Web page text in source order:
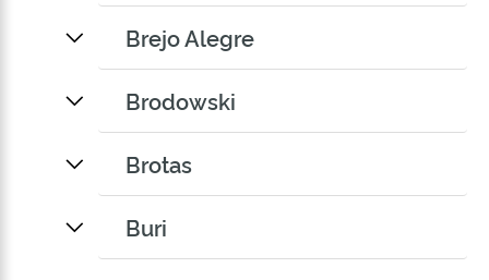
Brejo Alegre
Brodowski
Brotas
Buri